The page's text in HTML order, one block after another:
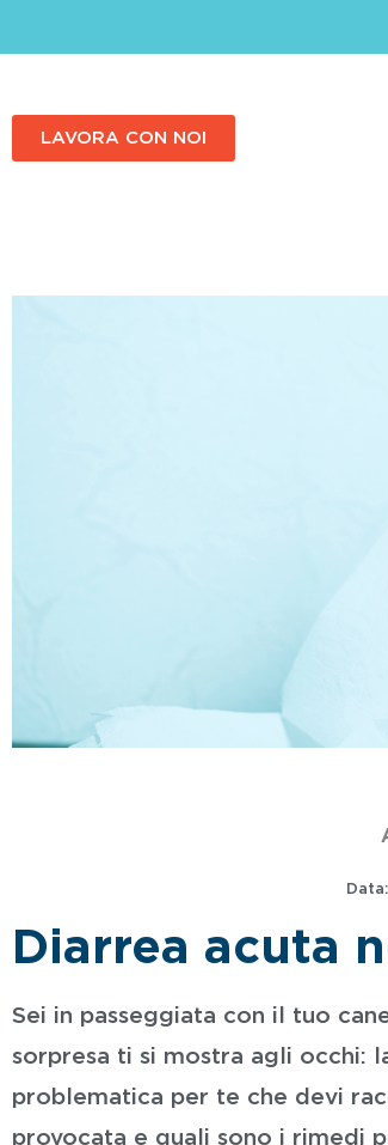
LAVORA CON NOI
Data:
Diarrea acuta
Sei in passeggiata con il tuo
sorpresa ti si mostra agli occhi:
problematica per te che devi
provocata e quali sono i rimedi